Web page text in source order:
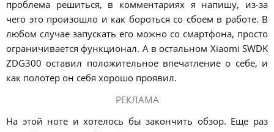
проблема решиться, в комментариях я напишу, из-за
чего это произошло и как бороться со сбоем в работе. В
любом случае запускать его можно со смартфона, просто
ограничивается функционал. А в остальном Xiaomi SWDK
ZDG300 оставил положительное впечатление о себе, и
как полотер он себя хорошо проявил.
РЕКЛАМА
На этой ноте и хотелось бы закончить обзор. Еще раз